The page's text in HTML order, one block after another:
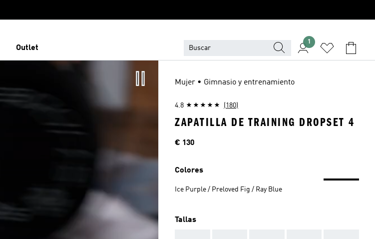
Outlet
1
Mujer • Gimnasio y entrenamiento
4.8 (180)
ZAPATILLA DE TRAINING DROPSET 4
Precio
€ 130
Colores
Ice Purple / Preloved Fig / Ray Blue
Tallas